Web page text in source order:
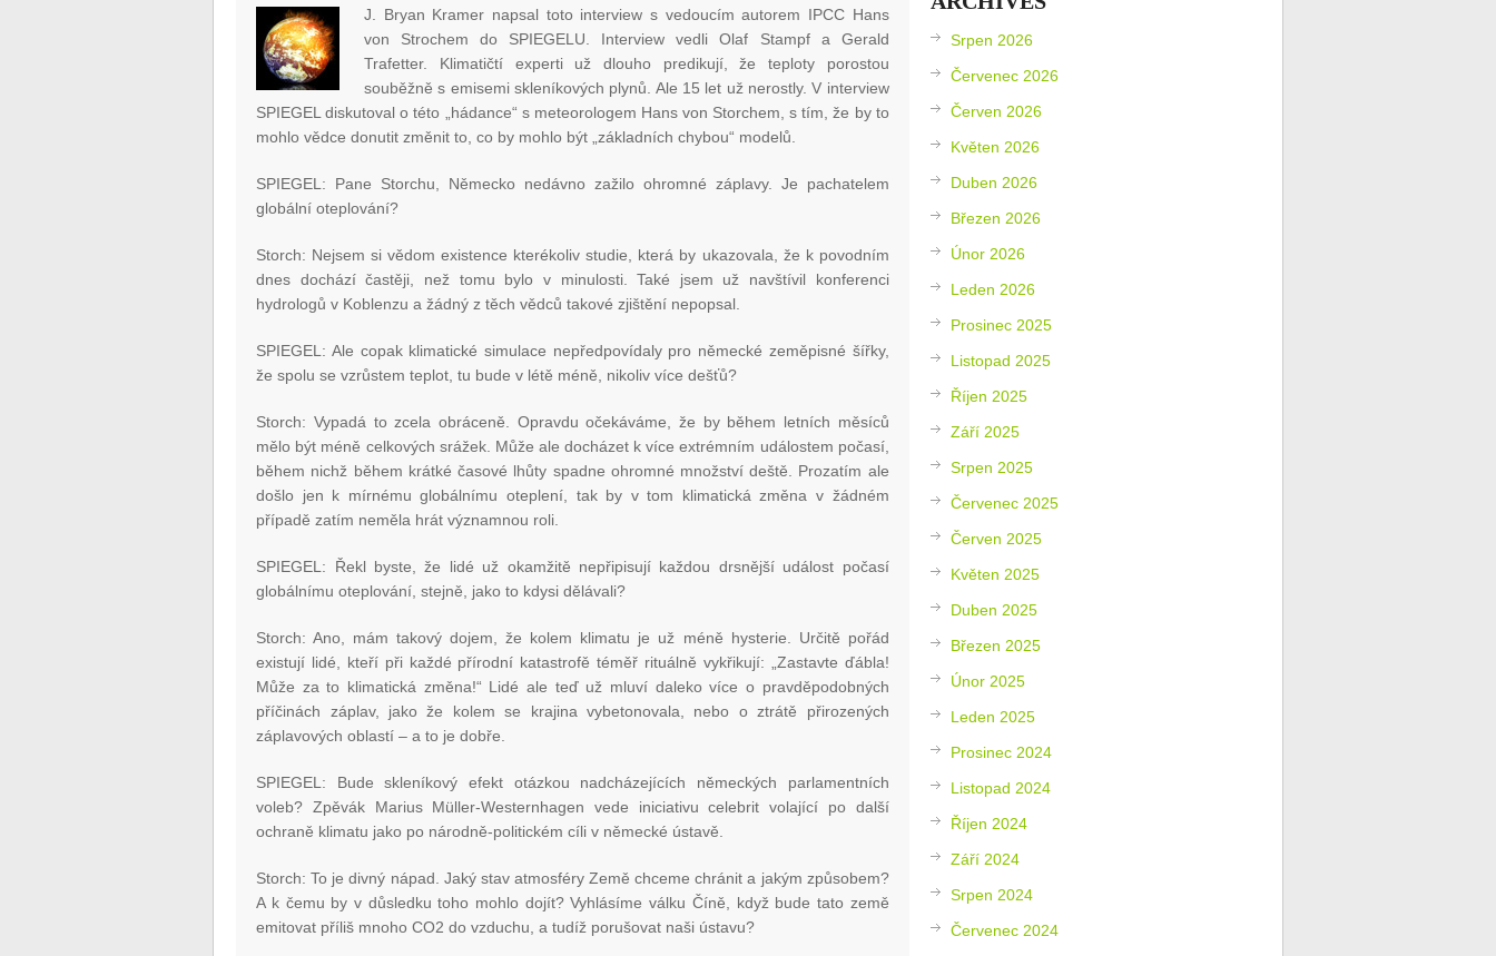
J. Bryan Kramer napsal toto interview s vedoucím autorem IPCC Hans
von Strochem do SPIEGELU. Interview vedli Olaf Stampf a Gerald
Trafetter. Klimatičtí experti už dlouho predikují, že teploty porostou
souběžně s emisemi skleníkových plynů. Ale 15 let už nerostly. V interview
SPIEGEL diskutoval o této „hádance“ s meteorologem Hans von Storchem, s tím, že by to
mohlo vědce donutit změnit to, co by mohlo být „základních chybou“ modelů.
SPIEGEL: Pane Storchu, Německo nedávno zažilo ohromné záplavy. Je pachatelem
globální oteplování?
Storch: Nejsem si vědom existence kterékoliv studie, která by ukazovala, že k povodním
dnes dochází častěji, než tomu bylo v minulosti. Také jsem už navštívil konferenci
hydrologů v Koblenzu a žádný z těch vědců takové zjištění nepopsal.
SPIEGEL: Ale copak klimatické simulace nepředpovídaly pro německé zeměpisné šířky,
že spolu se vzrůstem teplot, tu bude v létě méně, nikoliv více dešťů?
Storch: Vypadá to zcela obráceně. Opravdu očekáváme, že by během letních měsíců
mělo být méně celkových srážek. Může ale docházet k více extrémním událostem počasí,
během nichž během krátké časové lhůty spadne ohromné množství deště. Prozatím ale
došlo jen k mírnému globálnímu oteplení, tak by v tom klimatická změna v žádném
případě zatím neměla hrát významnou roli.
SPIEGEL: Řekl byste, že lidé už okamžitě nepřipisují každou drsnější událost počasí
globálnímu oteplování, stejně, jako to kdysi dělávali?
Storch: Ano, mám takový dojem, že kolem klimatu je už méně hysterie. Určitě pořád
existují lidé, kteří při každé přírodní katastrofě téměř rituálně vykřikují: „Zastavte ďábla!
Může za to klimatická změna!“ Lidé ale teď už mluví daleko více o pravděpodobných
příčinách záplav, jako že kolem se krajina vybetonovala, nebo o ztrátě přirozených
záplavových oblastí – a to je dobře.
SPIEGEL: Bude skleníkový efekt otázkou nadcházejících německých parlamentních
voleb? Zpěvák Marius Müller-Westernhagen vede iniciativu celebrit volající po další
ochraně klimatu jako po národně-politickém cíli v německé ústavě.
Storch: To je divný nápad. Jaký stav atmosféry Země chceme chránit a jakým způsobem?
A k čemu by v důsledku toho mohlo dojít? Vyhlásíme válku Číně, když bude tato země
emitovat příliš mnoho CO2 do vzduchu, a tudíž porušovat naši ústavu?
Srpen 2026
Červenec 2026
Červen 2026
Květen 2026
Duben 2026
Březen 2026
Únor 2026
Leden 2026
Prosinec 2025
Listopad 2025
Říjen 2025
Září 2025
Srpen 2025
Červenec 2025
Červen 2025
Květen 2025
Duben 2025
Březen 2025
Únor 2025
Leden 2025
Prosinec 2024
Listopad 2024
Říjen 2024
Září 2024
Srpen 2024
Červenec 2024